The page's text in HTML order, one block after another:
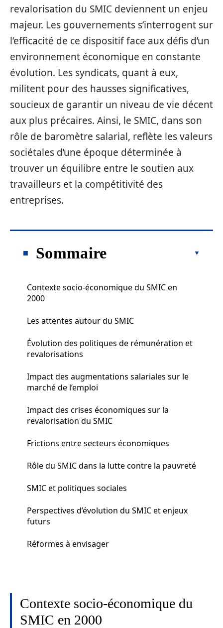
revalorisation du SMIC deviennent un enjeu
majeur. Les gouvernements s’interrogent sur
l’efficacité de ce dispositif face aux défis d’un
environnement économique en constante
évolution. Les syndicats, quant à eux,
militent pour des hausses significatives,
soucieux de garantir un niveau de vie décent
aux plus précaires. Ainsi, le SMIC, dans son
rôle de baromètre salarial, reflète les valeurs
sociétales d’une époque déterminée à
trouver un équilibre entre le soutien aux
travailleurs et la compétitivité des
entreprises.
Sommaire
Contexte socio-économique du SMIC en
2000
Les attentes autour du SMIC
Évolution des politiques de rémunération et
revalorisations
Impact des augmentations salariales sur le
marché de l’emploi
Impact des crises économiques sur la
revalorisation du SMIC
Frictions entre secteurs économiques
Rôle du SMIC dans la lutte contre la pauvreté
SMIC et politiques sociales
Perspectives d’évolution du SMIC et enjeux
futurs
Réformes à envisager
Contexte socio-économique du
SMIC en 2000